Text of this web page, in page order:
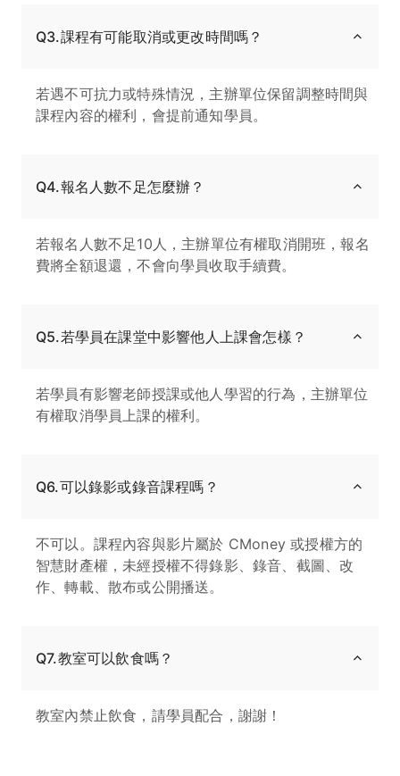
Q3.課程有可能取消或更改時間嗎？
若遇不可抗力或特殊情況，主辦單位保留調整時間與
課程內容的權利，會提前通知學員。
Q4.報名人數不足怎麼辦？
若報名人數不足10人，主辦單位有權取消開班，報名
費將全額退還，不會向學員收取手續費。
Q5.若學員在課堂中影響他人上課會怎樣？
若學員有影響老師授課或他人學習的行為，主辦單位
有權取消學員上課的權利。
Q6.可以錄影或錄音課程嗎？
不可以。課程內容與影片屬於 CMoney 或授權方的
智慧財產權，未經授權不得錄影、錄音、截圖、改
作、轉載、散布或公開播送。
Q7.教室可以飲食嗎？
教室內禁止飲食，請學員配合，謝謝！